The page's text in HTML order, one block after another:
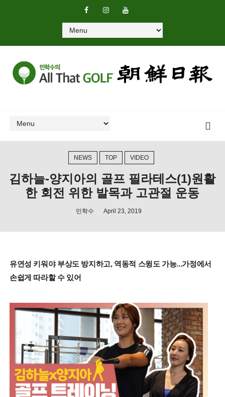
NEWS TOP VIDEO
김하늘-양지아의 골프 필라테스(1)원활
한 회전 위한 발목과 고관절 운동
민학수 April 23, 2019
유연성 키워야 부상도 방지하고, 역동적 스윙도 가능...가정에서
손쉽게 따라할 수 있어